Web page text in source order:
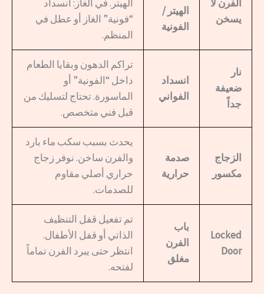
الفرن لا
يسخن
الهيتر /
الفونية
الهيتر. في الغاز: انسداد
“فونية” الغاز أو عطل في
المنظم.
نار
ضعيفة
جداً
انسداد
الفواني
تراكم الدهون وبقايا الطعام
داخل “الفونية” أو
الماسورة. تحتاج لتسليك من
قبل فني متخصص.
الزجاج
مكسور
صدمة
حرارية
يحدث بسبب سكب ماء بارد
والفرن ساخن. نوفر زجاج
حراري أصلي مقاوم
للصدمات.
Locked
Door
باب
الفرن
مغلق
تم تفعيل قفل التنظيف
الذاتي أو قفل الأطفال.
انتظر حتى يبرد الفرن تماماً
لفتحه.